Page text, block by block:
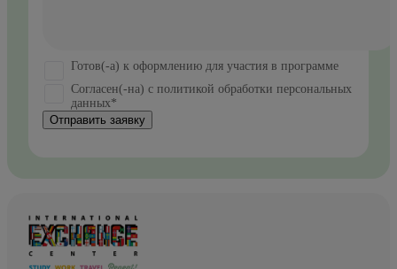
Готов(-а) к оформлению для участия в программе
Согласен(-на) с политикой обработки персональных
данных*
Отправить заявку